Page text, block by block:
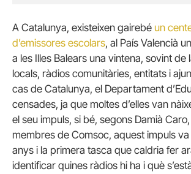
A Catalunya, existeixen gairebé un
d’emissores escolars, al País Valencià
a les Illes Balears una vintena, sovint de
locals, ràdios comunitàries, entitats i
cas de Catalunya, el Departament
censades, ja que moltes d’elles van
el seu impuls, si bé, segons Damià
membres de Comsoc, aquest impuls
anys i la primera tasca que caldria fer
identificar quines ràdios hi ha i què